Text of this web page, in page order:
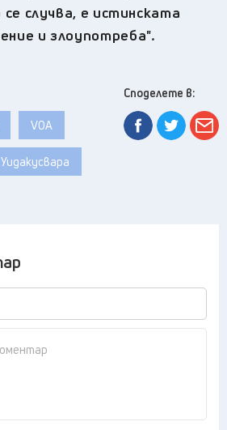
случва, е истинската
и злоупотреба".
VOA
Споделете в: